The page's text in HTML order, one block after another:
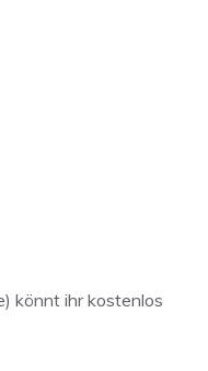
könnt ihr kostenlos